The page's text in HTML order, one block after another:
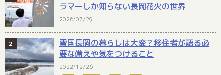
ラマーしか知らない長岡花火の世界
2026/07/29
雪国長岡の暮らしは大変？移住者が語る必
要な備えや気をつけること
2022/12/26